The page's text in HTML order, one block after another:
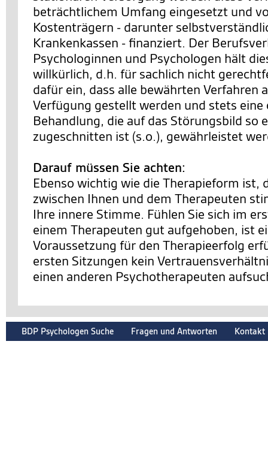
beträchtlichem Umfang eingesetzt und
Kostenträgern - darunter
Krankenkassen - finanziert. Der
Psychologinnen und Psychologen hält
willkürlich, d.h. für sachlich nicht
dafür ein, dass alle bewährten Verfahren
Verfügung gestellt werden und stets eine
Behandlung, die auf das Störungsbild so
zugeschnitten ist (s.o.), gewährleistet
Darauf müssen Sie achten:
Ebenso wichtig wie die Therapieform ist,
zwischen Ihnen und dem Therapeuten
Ihre innere Stimme. Fühlen Sie sich im
einem Therapeuten gut aufgehoben, ist
Voraussetzung für den Therapieerfolg
ersten Sitzungen kein
einen anderen Psychotherapeuten
BDP Psychologen Suche Fragen und Antworten Kontakt